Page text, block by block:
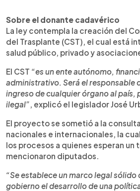
Sobre el donante cadavérico
La ley contempla la creación del
del Trasplante (CST), el cual está
salud público, privado y
El CST “es un ente autónomo,
administrativo. Será el responsable
ingreso de cualquier órgano al país,
ilegal”, explicó el legislador José
El proyecto se sometió a la
nacionales e internacionales, la
los procesos a quienes esperan un
mencionaron diputados.
“Se establece un marco legal sólido
gobierno el desarrollo de una